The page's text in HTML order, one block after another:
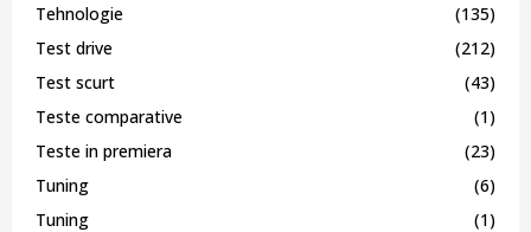
Tehnologie
(135)
Test drive
(212)
Test scurt
(43)
Teste comparative
(1)
Teste in premiera
(23)
Tuning
(6)
Tuning
(1)